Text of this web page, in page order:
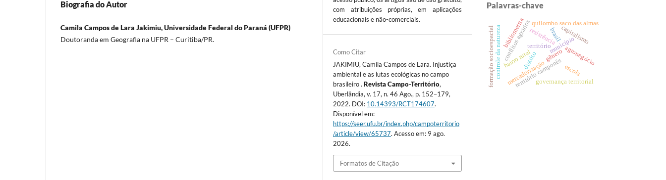
Biografia do Autor
Camila Campos de Lara Jakimiu, Universidade Federal do Paraná (UFPR)
Doutoranda em Geografia na UFPR – Curitiba/PR.
com atribuições próprias, em aplicações
educacionais e não-comerciais.
Como Citar
JAKIMIU, Camila Campos de Lara. Injustiça
ambiental e as lutas ecológicas no campo
brasileiro .Revista Campo-Território,
Uberlândia, v. 17, n. 46 Ago., p. 152–179,
2022. DOI: 10.14393/RCT174607.
Disponível em:
https://seer.ufu.br/index.php/campoterritorio
/article/view/65737. Acesso em: 9 ago.
2026.
Formatos de Citação
Palavras-chave
município
distrito
bairro rural
escola
resistência
conflitos agrários agronegócio
quilombo saco das almas
mercadorização
controle da natureza capitalismo
território camponês
território
gênero
governança territorial
bibliometria
formação socioespacial brasil